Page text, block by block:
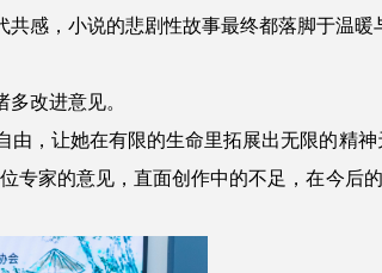
感，小说的悲剧性故事最终都落脚于温暖
改进意见。
，让她在有限的生命里拓展出无限的精神
家的意见，直面创作中的不足，在今后的